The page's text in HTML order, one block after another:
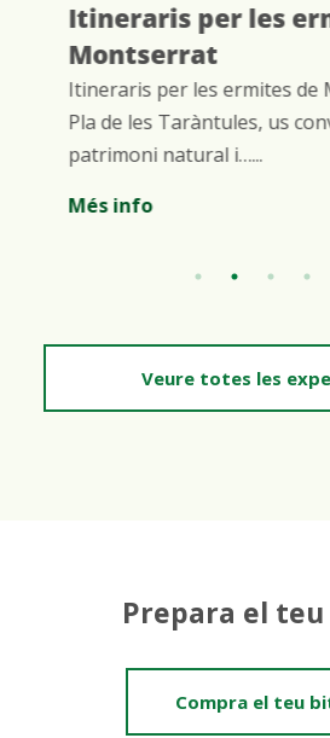
Itineraris per les
Montserrat
Itineraris per les ermites de
Pla de les Taràntules, us
patrimoni natural i…...
Més info
Veure totes les
Prepara el
Compra el teu